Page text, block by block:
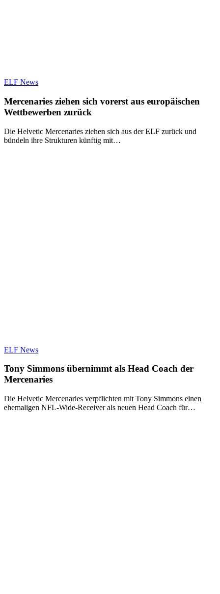
ELF News
Mercenaries ziehen sich vorerst aus europäischen
Wettbewerben zurück
Die Helvetic Mercenaries ziehen sich aus der ELF zurück und
bündeln ihre Strukturen künftig mit…
ELF News
Tony Simmons übernimmt als Head Coach der
Mercenaries
Die Helvetic Mercenaries verpflichten mit Tony Simmons einen
ehemaligen NFL-Wide-Receiver als neuen Head Coach für…